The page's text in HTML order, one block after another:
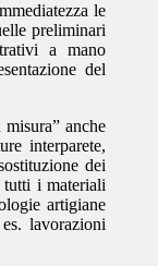
le
preliminari
a mano
del
anche
interparete,
dei
i materiali
artigiane
lavorazioni